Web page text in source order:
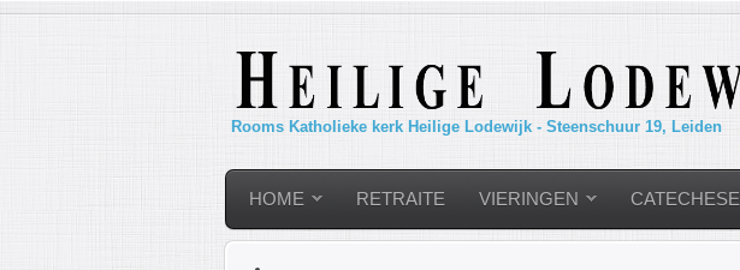
Rooms Katholieke kerk Heilige Lodewijk - Steenschuur 19, Leiden
HOME RETRAITE VIERINGEN CATECHESE